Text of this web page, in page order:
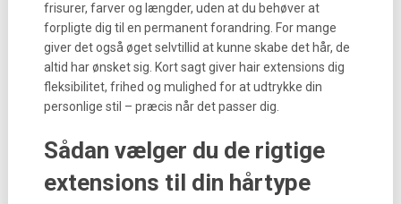
frisurer, farver og længder, uden at du behøver at
forpligte dig til en permanent forandring. For mange
giver det også øget selvtillid at kunne skabe det hår, de
altid har ønsket sig. Kort sagt giver hair extensions dig
fleksibilitet, frihed og mulighed for at udtrykke din
personlige stil – præcis når det passer dig.
Sådan vælger du de rigtige
extensions til din hårtype